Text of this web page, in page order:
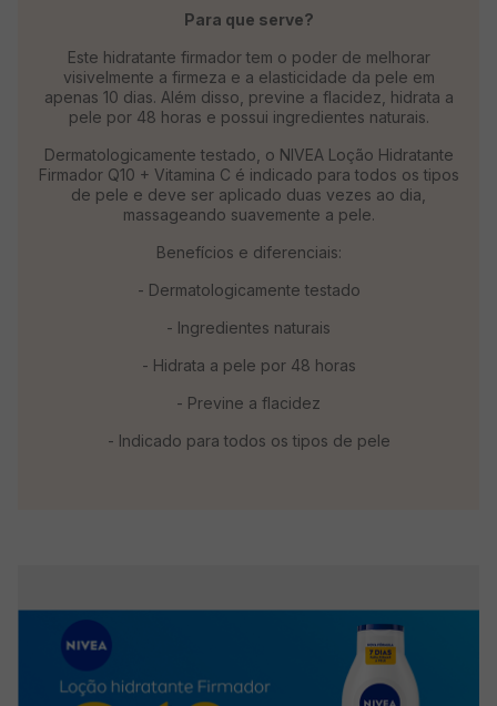
Para que serve?
Este hidratante firmador tem o poder de melhorar
visivelmente a firmeza e a elasticidade da pele em
apenas 10 dias. Além disso, previne a flacidez, hidrata a
pele por 48 horas e possui ingredientes naturais.
Dermatologicamente testado, o NIVEA Loção Hidratante
Firmador Q10 + Vitamina C é indicado para todos os tipos
de pele e deve ser aplicado duas vezes ao dia,
massageando suavemente a pele.
Benefícios e diferenciais:
- Dermatologicamente testado
- Ingredientes naturais
- Hidrata a pele por 48 horas
- Previne a flacidez
- Indicado para todos os tipos de pele